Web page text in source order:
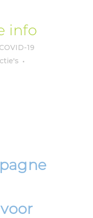
info
COVID-19